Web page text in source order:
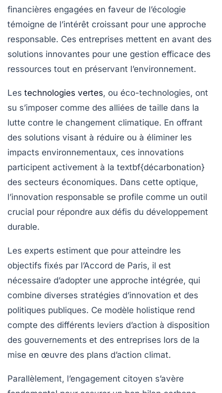
financières engagées en faveur de l’écologie
témoigne de l’intérêt croissant pour une approche
responsable. Ces entreprises mettent en avant des
solutions innovantes pour une gestion efficace des
ressources tout en préservant l’environnement.
Les technologies vertes, ou éco-technologies, ont
su s’imposer comme des alliées de taille dans la
lutte contre le changement climatique. En offrant
des solutions visant à réduire ou à éliminer les
impacts environnementaux, ces innovations
participent activement à la textbf{décarbonation}
des secteurs économiques. Dans cette optique,
l’innovation responsable se profile comme un outil
crucial pour répondre aux défis du développement
durable.
Les experts estiment que pour atteindre les
objectifs fixés par l’Accord de Paris, il est
nécessaire d’adopter une approche intégrée, qui
combine diverses stratégies d’innovation et des
politiques publiques. Ce modèle holistique rend
compte des différents leviers d’action à disposition
des gouvernements et des entreprises lors de la
mise en œuvre des plans d’action climat.
Parallèlement, l’engagement citoyen s’avère